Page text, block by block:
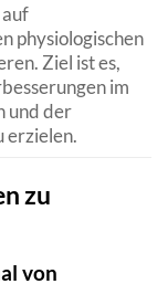
physiologischen
Ziel ist es,
im
und der
erzielen.
zu
von